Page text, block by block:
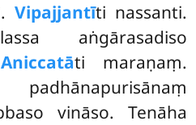
Vipajjantīti nassanti.
aṅgārasadiso
Aniccatāti maraṇaṃ.
vināso. Tenāha